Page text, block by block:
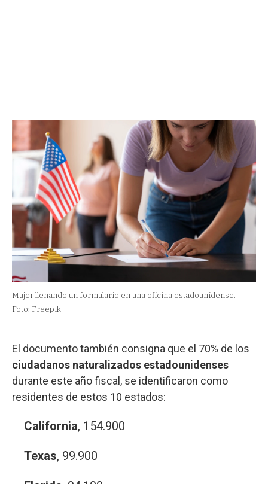
Mujer llenando un formulario en una oficina estadounidense.
Foto: Freepik
El documento también consigna que el 70% de los
ciudadanos naturalizados estadounidenses
durante este año fiscal, se identificaron como
residentes de estos 10 estados:
California, 154.900
Texas, 99.900